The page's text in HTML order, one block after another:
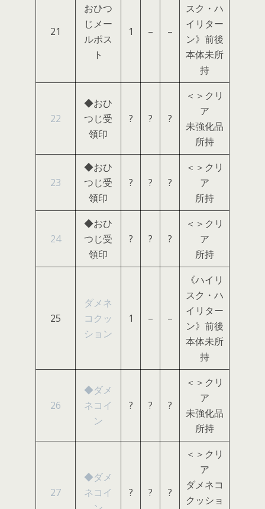
21
おひつ
じメー
ルポス
ト
1 – –
スク・ハ
イリター
ン》前後
本体未所
持
22
◆おひ
つじ受
領印
? ? ?
＜＞クリ
ア
未強化品
所持
23
◆おひ
つじ受
領印
? ? ?
＜＞クリ
ア
所持
24
◆おひ
つじ受
領印
? ? ?
＜＞クリ
ア
所持
25
ダメネ
コクッ
ション
1 – –
《ハイリ
スク・ハ
イリター
ン》前後
本体未所
持
26
◆ダメ
ネコイ
ン
? ? ?
＜＞クリ
ア
未強化品
所持
27
◆ダメ
ネコイ
? ? ?
＜＞クリ
ア
ダメネコ
クッショ